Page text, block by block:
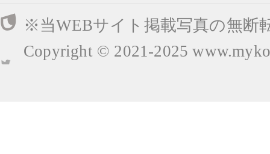
※当WEBサイト掲載写真の無断
Copyright © 2021-2025